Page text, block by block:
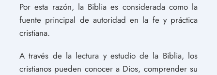
Por esta razón, la Biblia es considerada como la
fuente principal de autoridad en la fe y práctica
cristiana.
A través de la lectura y estudio de la Biblia, los
cristianos pueden conocer a Dios, comprender su